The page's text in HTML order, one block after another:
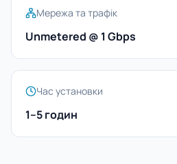
Мережа та трафік
Unmetered @ 1 Gbps
Час установки
1–5 годин